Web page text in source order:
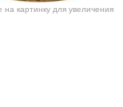
на картинку для увеличения